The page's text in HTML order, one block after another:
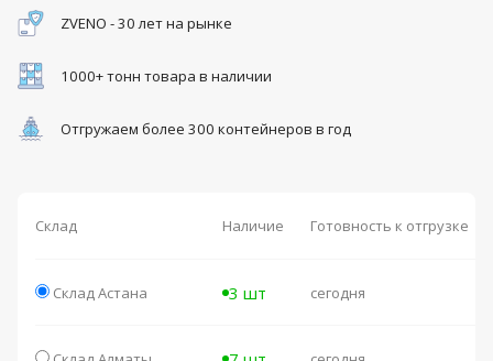
ZVENO - 30 лет на рынке
1000+ тонн товара в наличии
Отгружаем более 300 контейнеров в год
Склад Наличие Готовность к отгрузке
Склад Астана 3 шт сегодня